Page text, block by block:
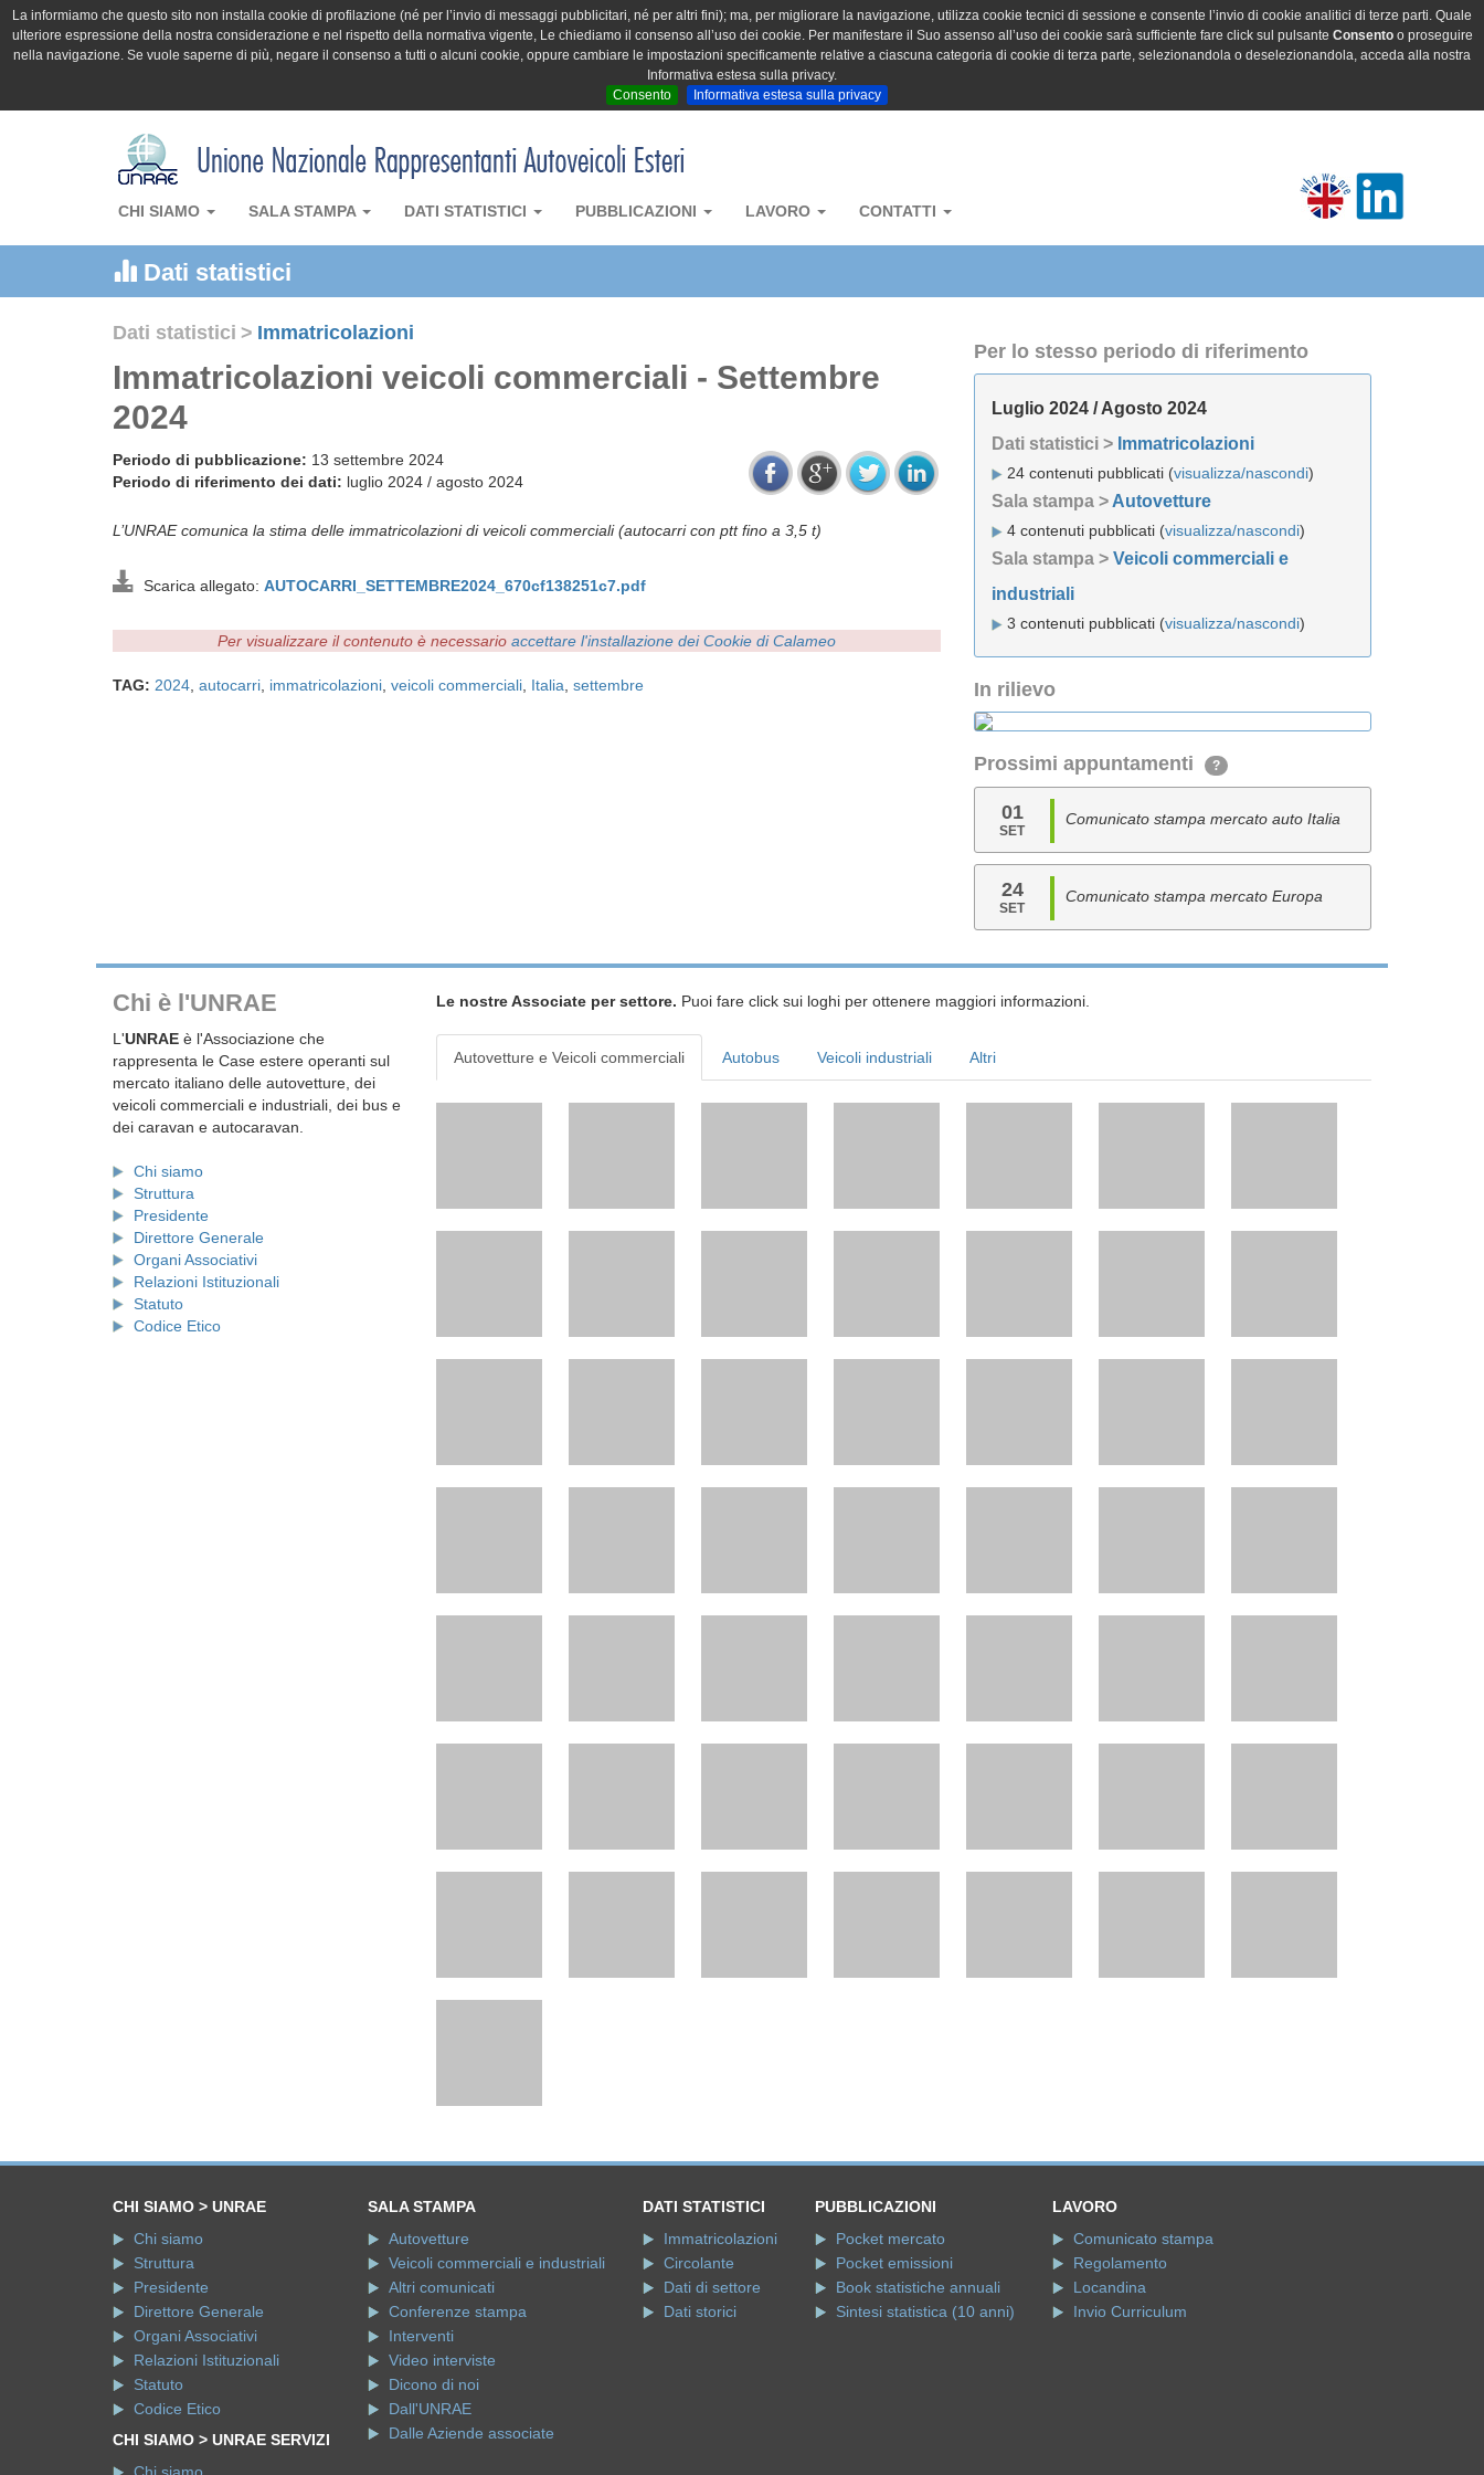
La informiamo che questo sito non installa cookie di profilazione (né per l’invio di messaggi pubblicitari, né per altri fini); ma, per migliorare la navigazione, utilizza cookie tecnici di sessione e consente l’invio di cookie analitici di terze parti. Quale
ulteriore espressione della nostra considerazione e nel rispetto della normativa vigente, Le chiediamo il consenso all’uso dei cookie. Per manifestare il Suo assenso all’uso dei cookie sarà sufficiente fare click sul pulsante Consentoo proseguire
nella navigazione. Se vuole saperne di più, negare il consenso a tutti o alcuni cookie, oppure cambiare le impostazioni specificamente relative a ciascuna categoria di cookie di terza parte, selezionandola o deselezionandola, acceda alla nostra
Informativa estesa sulla privacy.
Consento
Informativa estesa sulla privacy
CHI SIAMO SALA STAMPA DATI STATISTICI PUBBLICAZIONI LAVORO CONTATTI
Dati statistici
Dati statistici > Immatricolazioni
Immatricolazioni veicoli commerciali - Settembre
2024
Periodo di pubblicazione: 13 settembre 2024
Periodo di riferimento dei dati: luglio 2024 / agosto 2024
L’UNRAE comunica la stima delle immatricolazioni di veicoli commerciali (autocarri con ptt fino a 3,5 t)
Scarica allegato: AUTOCARRI_SETTEMBRE2024_670cf138251c7.pdf
Per visualizzare il contenuto è necessario accettare l'installazione dei Cookie di Calameo
TAG: 2024 autocarri immatricolazioni veicoli commerciali Italia settembre
Per lo stesso periodo di riferimento
Luglio 2024 / Agosto 2024
Dati statistici > Immatricolazioni
24 contenuti pubblicati (visualizza/nascondi)
Sala stampa > Autovetture
4 contenuti pubblicati (visualizza/nascondi)
Sala stampa > Veicoli commerciali e
industriali
3 contenuti pubblicati (visualizza/nascondi)
In rilievo
Prossimi appuntamenti ?
01
SET
Comunicato stampa mercato auto Italia
24
SET
Comunicato stampa mercato Europa
Chi è l'UNRAE
L'UNRAE è l'Associazione che
rappresenta le Case estere operanti sul
mercato italiano delle autovetture, dei
veicoli commerciali e industriali, dei bus e
dei caravan e autocaravan.
Chi siamo
Struttura
Presidente
Direttore Generale
Organi Associativi
Relazioni Istituzionali
Statuto
Codice Etico
Le nostre Associate per settore. Puoi fare click sui loghi per ottenere maggiori informazioni.
Autovetture e Veicoli commerciali Autobus Veicoli industriali Altri
CHI SIAMO > UNRAE
Chi siamo
Struttura
Presidente
Direttore Generale
Organi Associativi
Relazioni Istituzionali
Statuto
Codice Etico
CHI SIAMO > UNRAE SERVIZI
SALA STAMPA
Autovetture
Veicoli commerciali e industriali
Altri comunicati
Conferenze stampa
Interventi
Video interviste
Dicono di noi
Dall'UNRAE
Dalle Aziende associate
DATI STATISTICI
Immatricolazioni
Circolante
Dati di settore
Dati storici
PUBBLICAZIONI
Pocket mercato
Pocket emissioni
Book statistiche annuali
Sintesi statistica (10 anni)
LAVORO
Comunicato stampa
Regolamento
Locandina
Invio Curriculum